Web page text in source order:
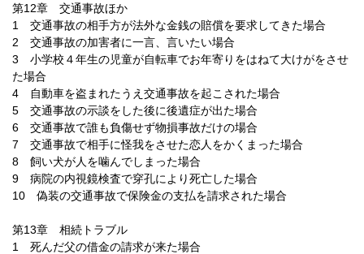
第12章 交通事故ほか
1 交通事故の相手方が法外な金銭の賠償を要求してきた場合
2 交通事故の加害者に一言、言いたい場合
3 小学校４年生の児童が自転車でお年寄りをはねて大けがをさせ
た場合
4 自動車を盗まれたうえ交通事故を起こされた場合
5 交通事故の示談をした後に後遺症が出た場合
6 交通事故で誰も負傷せず物損事故だけの場合
7 交通事故で相手に怪我をさせた恋人をかくまった場合
8 飼い犬が人を噛んでしまった場合
9 病院の内視鏡検査で穿孔により死亡した場合
10 偽装の交通事故で保険金の支払を請求された場合
第13章 相続トラブル
1 死んだ父の借金の請求が来た場合